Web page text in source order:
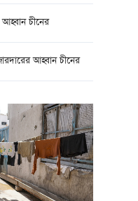
চীনের
আহ্বান চীনের